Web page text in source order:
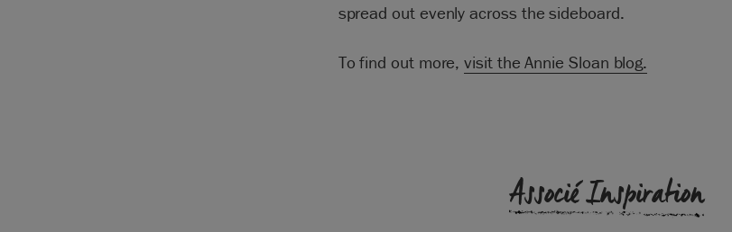
spread out evenly across the sideboard.
To find out more,visit the Annie Sloan blog.
Associé Inspiration